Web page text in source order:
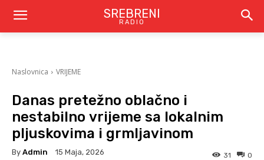
SREBRENI
RADIO
Naslovnica VRIJEME
Danas pretežno oblačno i
nestabilno vrijeme sa lokalnim
pljuskovima i grmljavinom
By Admin 15 Maja, 2026 0
31